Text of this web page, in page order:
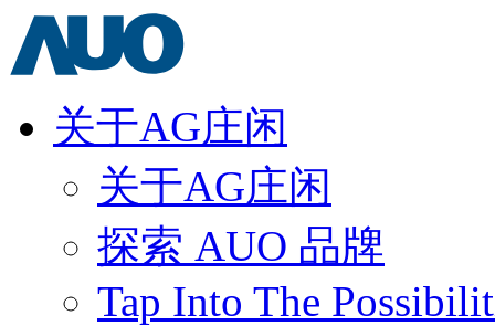
关于AG庄闲
关于AG庄闲
探索 AUO 品牌
Tap Into The